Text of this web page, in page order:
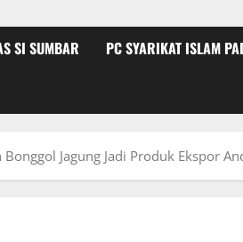
SI SUMBAR PC SYARIKAT ISLAM
Jagung Jadi Produk Ekspor